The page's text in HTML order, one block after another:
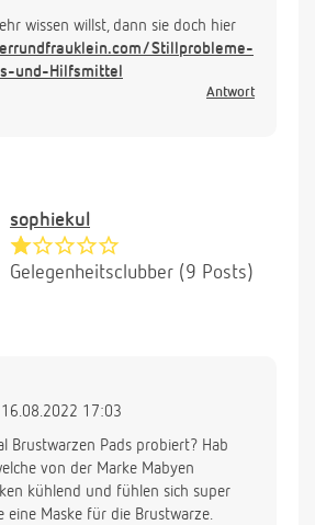
wissen willst, dann sie doch hier
Stillprobleme-
und-Hilfsmittel
Antwort
sophiekul
Gelegenheitsclubber (9 Posts)
17:03
Brustwarzen Pads probiert? Hab
von der Marke Mabyen
kühlend und fühlen sich super
eine Maske für die Brustwarze.